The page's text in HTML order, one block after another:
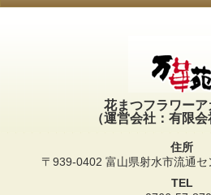
花まつフラワーア
（運営会社：有限会
住所
〒939-0402 富山県射水市流通
TEL